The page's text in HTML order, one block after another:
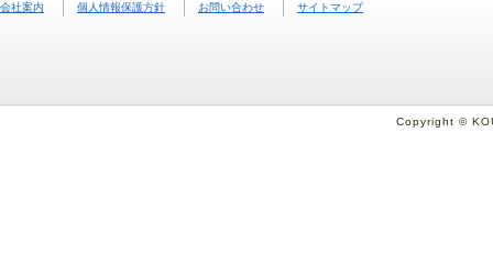
会社案内
個人情報保護方針 お問い合わせ サイトマップ
Copyright ©